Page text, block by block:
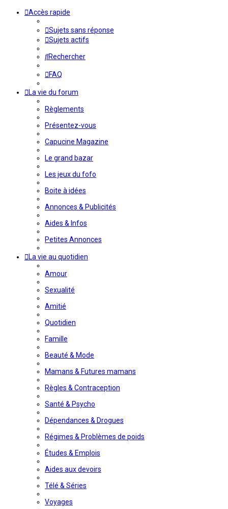
Accès rapide
Sujets sans réponse
Sujets actifs
Rechercher
FAQ
La vie du forum
Règlements
Présentez-vous
Capucine Magazine
Le grand bazar
Les jeux du fofo
Boite à idées
Annonces & Publicités
Aides & Infos
Petites Annonces
La vie au quotidien
Amour
Sexualité
Amitié
Quotidien
Famille
Beauté & Mode
Mamans & Futures mamans
Règles & Contraception
Santé & Psycho
Dépendances & Drogues
Régimes & Problèmes de poids
Études & Emplois
Aides aux devoirs
Télé & Séries
Voyages